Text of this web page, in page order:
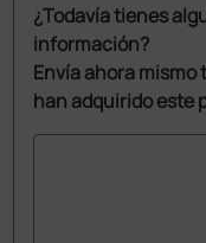
¿Todavía tienes
información?
Envía ahora mismo
han adquirido este